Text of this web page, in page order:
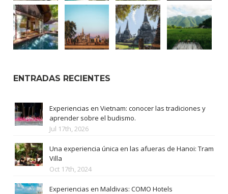
ENTRADAS RECIENTES
Experiencias en Vietnam: conocer las tradiciones y
aprender sobre el budismo.
Jul 17th, 2026
Una experiencia única en las afueras de Hanoi: Tram
Villa
Oct 17th, 2024
Experiencias en Maldivas: COMO Hotels